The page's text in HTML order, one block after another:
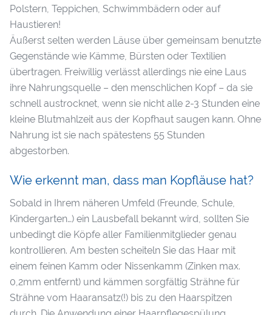
Polstern, Teppichen, Schwimmbädern oder auf
Haustieren!
Äußerst selten werden Läuse über gemeinsam benutzte
Gegenstände wie Kämme, Bürsten oder Textilien
übertragen. Freiwillig verlässt allerdings nie eine Laus
ihre Nahrungsquelle – den menschlichen Kopf – da sie
schnell austrocknet, wenn sie nicht alle 2-3 Stunden eine
kleine Blutmahlzeit aus der Kopfhaut saugen kann. Ohne
Nahrung ist sie nach spätestens 55 Stunden
abgestorben.
Wie erkennt man, dass man Kopfläuse hat?
Sobald in Ihrem näheren Umfeld (Freunde, Schule,
Kindergarten…) ein Lausbefall bekannt wird, sollten Sie
unbedingt die Köpfe aller Familienmitglieder genau
kontrollieren. Am besten scheiteln Sie das Haar mit
einem feinen Kamm oder Nissenkamm (Zinken max.
0,2mm entfernt) und kämmen sorgfältig Strähne für
Strähne vom Haaransatz(!) bis zu den Haarspitzen